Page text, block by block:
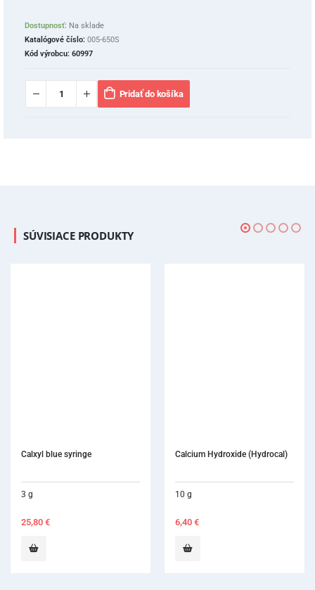
Dostupnosť: Na sklade
Katalógové číslo: 005-650S
Kód výrobcu: 60997
Pridať do košíka
SÚVISIACE PRODUKTY
Calxyl blue syringe
3 g
25,80 €
Calcium Hydroxide (Hydrocal)
10 g
6,40 €